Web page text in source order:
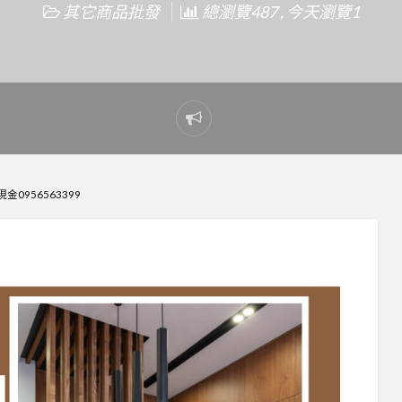
其它商品批發 總瀏覽487 , 今天瀏覽1
Report
problem
金0956563399